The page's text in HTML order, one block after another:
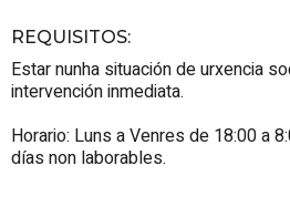
REQUISITOS:
Estar nunha situación de urxencia
intervención inmediata.
Horario: Luns a Venres de 18:00 a
días non laborables.